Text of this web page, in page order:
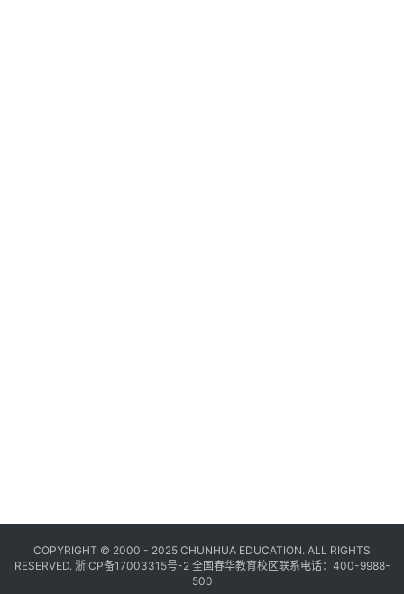
COPYRIGHT © 2000 - 2025 CHUNHUA EDUCATION. ALL RIGHTS
RESERVED. 浙ICP备17003315号-2全国春华教育校区联系电话：400-9988-
500